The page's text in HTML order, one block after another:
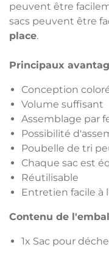
peuvent être
sacs peuvent être
place.
Principaux
Conception
Volume suffisant
Assemblage par
Possibilité
Poubelle de tri
Chaque sac est
Réutilisable
Entretien facile à
Contenu de
1x Sac pour